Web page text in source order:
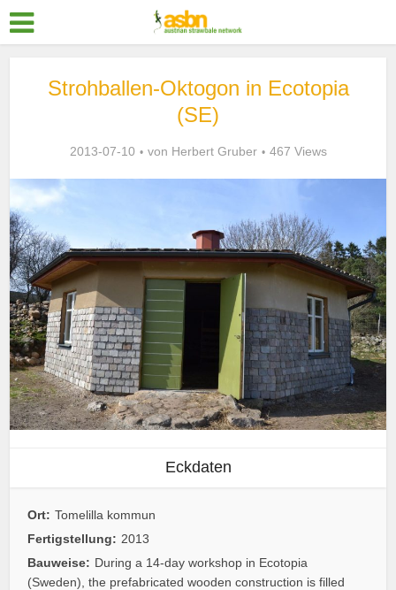
Strohballen-Oktogon in Ecotopia
(SE)
2013-07-10 von Herbert Gruber 467 Views
Eckdaten
Ort: Tomelilla kommun
Fertigstellung: 2013
Bauweise: During a 14-day workshop in Ecotopia
(Sweden), the prefabricated wooden construction is filled